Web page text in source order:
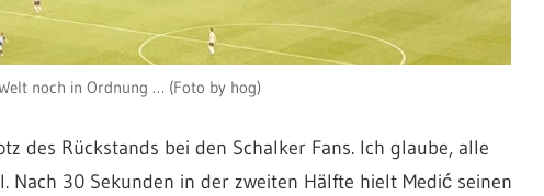
noch in Ordnung … (Foto by hog)
des Rückstands bei den Schalker Fans. Ich glaube, alle
Nach 30 Sekunden in der zweiten Hälfte hielt Medić seinen